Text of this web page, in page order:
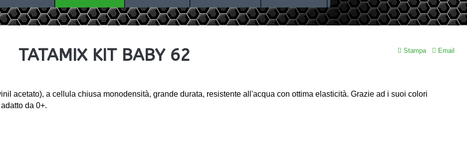
Stampa Email
TATAMIX KIT BABY 62
acetato), a cellula chiusa monodensità, grande durata, resistente all'acqua con ottima elasticità. Grazie ad i suoi colori
da 0+.